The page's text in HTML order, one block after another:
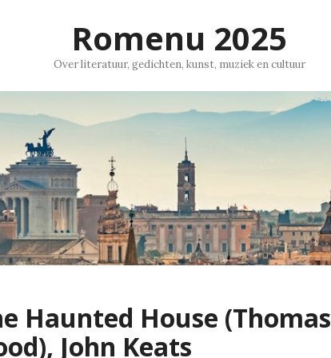
Romenu 2025
Over literatuur, gedichten, kunst, muziek en cultuur
Haunted House (Thomas
John Keats